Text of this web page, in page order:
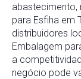
abastecimento,
para Esfiha em
distribuidores
Embalagem
a
negócio pode